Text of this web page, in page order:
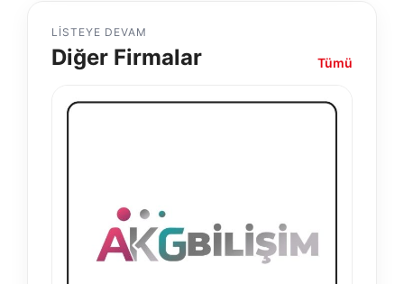
LISTEYE DEVAM
Diğer Firmalar Tümü